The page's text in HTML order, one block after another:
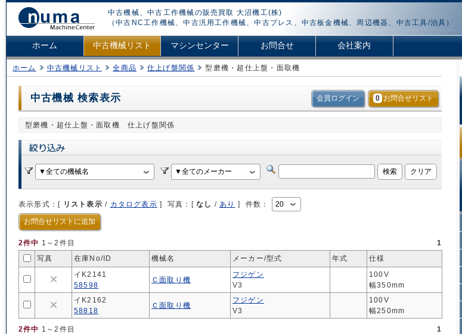
中古機械、中古工作機械の販売買取 大沼機工(株)
（中古NC工作機械、中古汎用工作機械、中古プレス、中古板金機械、周辺機器、中古工具/治具）
ホーム 中古機械リスト マシンセンター お問合せ 会社案内
ホーム 中古機械リスト 全商品 仕上げ盤関係 型磨機・超仕上盤・面取機
0 お問合せリスト
会員ログイン
中古機械 検索表示
型磨機・超仕上盤・面取機 仕上げ盤関係
表示形式：[ リスト表示 / カタログ表示 ] 写真：[ なし / あり ] 件数：
お問合せリストに追加
2件中 1～2件目
1
写真
在庫No/ID 機械名 メーカー/型式 年式 仕様
2件中 1～2件目 1
イK2141
58598
Ｃ面取り機
フジゲン
V3
100V
幅350mm
イK2162
58818
Ｃ面取り機
フジゲン
V3
100V
幅250mm